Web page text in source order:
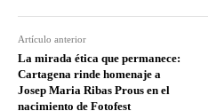
Artículo anterior
La mirada ética que permanece:
Cartagena rinde homenaje a
Josep Maria Ribas Prous en el
nacimiento de Fotofest